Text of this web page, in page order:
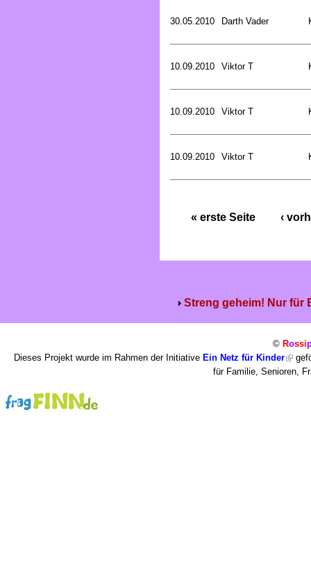
30.05.2010 Darth Vader
10.09.2010 Viktor T
10.09.2010 Viktor T
10.09.2010 Viktor T
« erste Seite ‹
Streng geheim! Nur für
© Rossi
Dieses Projekt wurde im Rahmen der Initiative Ein Netz für Kinder
für Familie, Senioren,